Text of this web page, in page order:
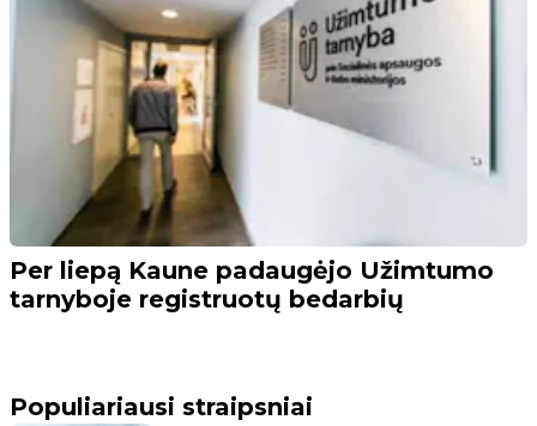
Per liepą Kaune padaugėjo Užimtumo
tarnyboje registruotų bedarbių
Populiariausi straipsniai